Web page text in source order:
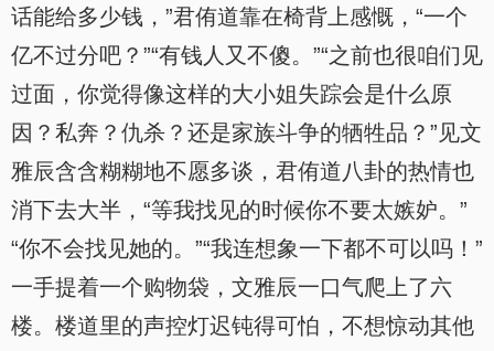
话能给多少钱，”君侑道靠在椅背上感慨，“一个
亿不过分吧？”“有钱人又不傻。”“之前也很咱们见
过面，你觉得像这样的大小姐失踪会是什么原
因？私奔？仇杀？还是家族斗争的牺牲品？”见文
雅辰含含糊糊地不愿多谈，君侑道八卦的热情也
消下去大半，“等我找见的时候你不要太嫉妒。”
“你不会找见她的。”“我连想象一下都不可以吗！”
一手提着一个购物袋，文雅辰一口气爬上了六
楼。楼道里的声控灯迟钝得可怕，不想惊动其他